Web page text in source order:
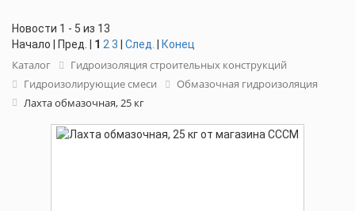
Новости 1 - 5 из 13
Начало | Пред. | 1 2 3 След. Конец
Каталог
Гидроизоляция строительных конструкций
Гидроизолирующие смеси
Обмазочная гидроизоляция
Лахта обмазочная, 25 кг